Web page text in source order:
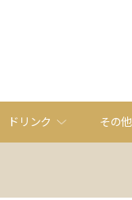
ドリンク その他